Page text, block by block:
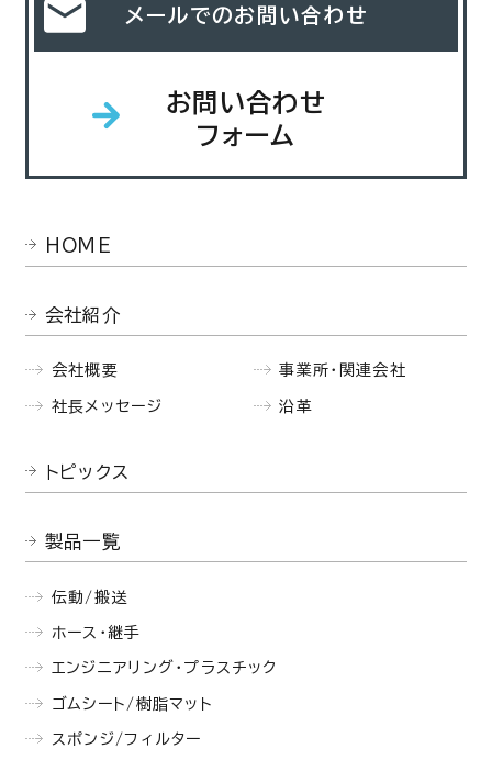
メールでのお問い合わせ
お問い合わせ
フォーム
HOME
会社紹介
会社概要
社長メッセージ
事業所・関連会社
沿革
トピックス
製品一覧
伝動/搬送
ホース・継手
エンジニアリング・プラスチック
ゴムシート/樹脂マット
スポンジ/フィルター